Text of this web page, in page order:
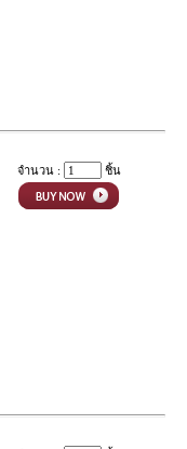
จำนวน : ชิ้น